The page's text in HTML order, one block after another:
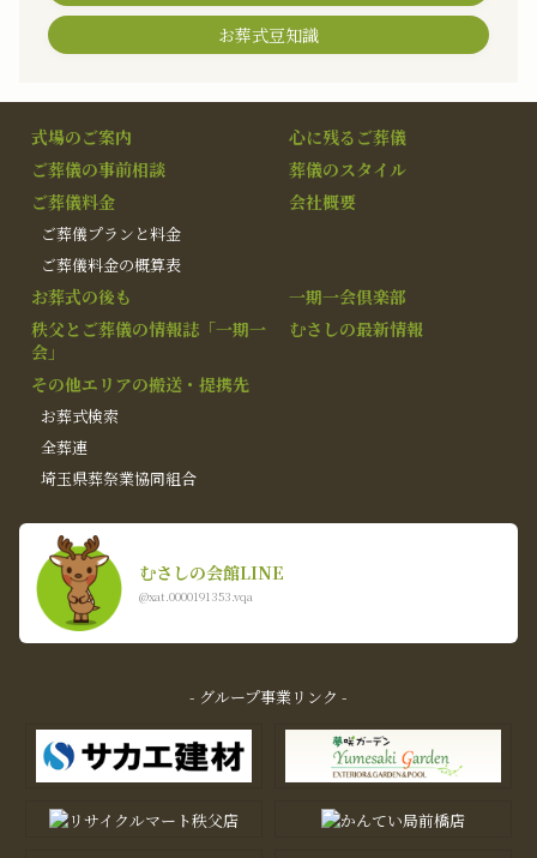
お葬式豆知識
式場のご案内
心に残るご葬儀
ご葬儀の事前相談
葬儀のスタイル
ご葬儀料金
ご葬儀プランと料金
ご葬儀料金の概算表
会社概要
お葬式の後も
一期一会倶楽部
秩父とご葬儀の情報誌「一期一
会」
むさしの最新情報
その他エリアの搬送・提携先
お葬式検索
全葬連
埼玉県葬祭業協同組合
むさしの会館LINE
@xat.0000191353.vqa
- グループ事業リンク -